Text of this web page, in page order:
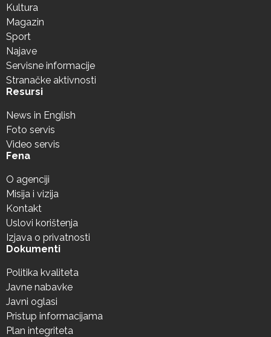
Kultura
Magazin
Sport
Najave
Servisne informacije
Stranačke aktivnosti
Resursi
News in English
Foto servis
Video servis
Fena
O agenciji
Misija i vizija
Kontakt
Uslovi korištenja
Izjava o privatnosti
Dokumenti
Politika kvaliteta
Javne nabavke
Javni oglasi
Pristup informacijama
Plan integriteta